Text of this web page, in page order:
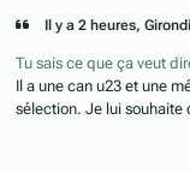
Il y a 2 heures,
Tu sais ce que ça veut
Il a une can u23 et une
sélection. Je lui souhaite